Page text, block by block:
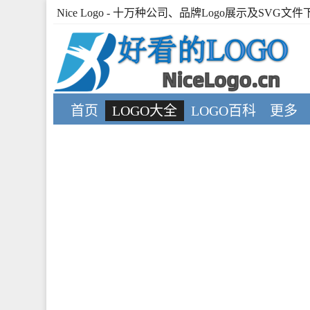
Nice Logo - 十万种公司、品牌Logo展示及SVG文件
首页 LOGO大全 LOGO百科 更多